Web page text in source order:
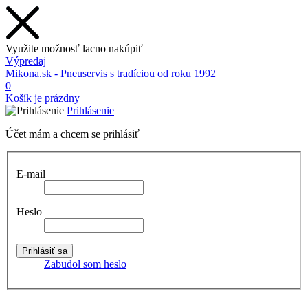
Využite možnosť lacno nakúpiť
Výpredaj
Mikona.sk - Pneuservis s tradíciou od roku 1992
0
Košík je prázdny
Prihlásenie
Účet mám a chcem se prihlásiť
E-mail
Heslo
Zabudol som heslo